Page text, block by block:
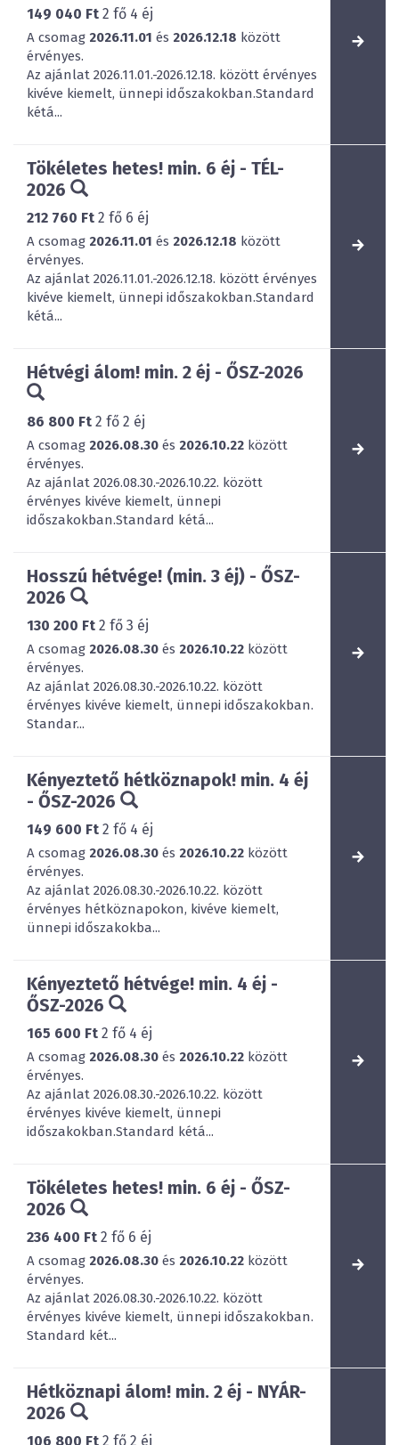
149 040 Ft 2 fő 4 éj
A csomag 2026.11.01 és 2026.12.18 között
érvényes.
Az ajánlat 2026.11.01.-2026.12.18. között érvényes
kivéve kiemelt, ünnepi időszakokban.Standard
kétá...
Tökéletes hetes! min. 6 éj - TÉL-
2026
212 760 Ft 2 fő 6 éj
A csomag 2026.11.01 és 2026.12.18 között
érvényes.
Az ajánlat 2026.11.01.-2026.12.18. között érvényes
kivéve kiemelt, ünnepi időszakokban.Standard
kétá...
Hétvégi álom! min. 2 éj - ŐSZ-2026
86 800 Ft 2 fő 2 éj
A csomag 2026.08.30 és 2026.10.22 között
érvényes.
Az ajánlat 2026.08.30.-2026.10.22. között
érvényes kivéve kiemelt, ünnepi
időszakokban.Standard kétá...
Hosszú hétvége! (min. 3 éj) - ŐSZ-
2026
130 200 Ft 2 fő 3 éj
A csomag 2026.08.30 és 2026.10.22 között
érvényes.
Az ajánlat 2026.08.30.-2026.10.22. között
érvényes kivéve kiemelt, ünnepi időszakokban.
Standar...
Kényeztető hétköznapok! min. 4 éj
- ŐSZ-2026
149 600 Ft 2 fő 4 éj
A csomag 2026.08.30 és 2026.10.22 között
érvényes.
Az ajánlat 2026.08.30.-2026.10.22. között
érvényes hétköznapokon, kivéve kiemelt,
ünnepi időszakokba...
Kényeztető hétvége! min. 4 éj -
ŐSZ-2026
165 600 Ft 2 fő 4 éj
A csomag 2026.08.30 és 2026.10.22 között
érvényes.
Az ajánlat 2026.08.30.-2026.10.22. között
érvényes kivéve kiemelt, ünnepi
időszakokban.Standard kétá...
Tökéletes hetes! min. 6 éj - ŐSZ-
2026
236 400 Ft 2 fő 6 éj
A csomag 2026.08.30 és 2026.10.22 között
érvényes.
Az ajánlat 2026.08.30.-2026.10.22. között
érvényes kivéve kiemelt, ünnepi időszakokban.
Standard két...
Hétköznapi álom! min. 2 éj - NYÁR-
2026
106 800 Ft 2 fő 2 éj